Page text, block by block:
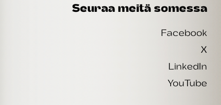
Seuraa meitä somessa
Facebook
X
LinkedIn
YouTube